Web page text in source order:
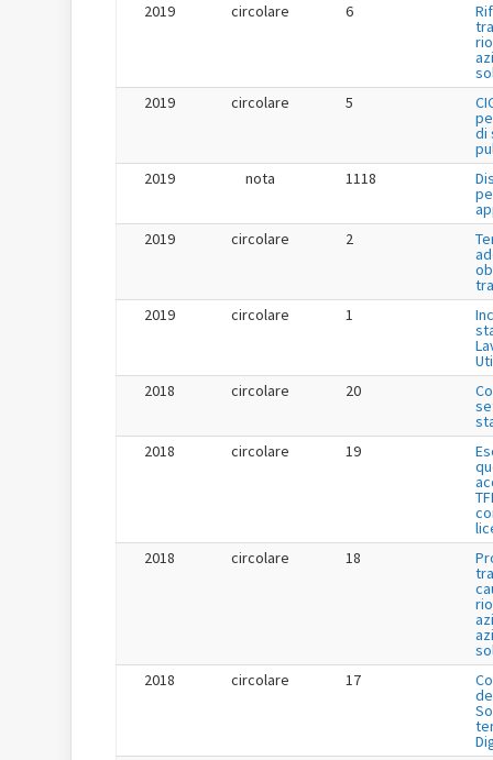
2019
circolare 6
2019
circolare 5
di
2019
nota 1118
2019
circolare 2
2019
circolare 1
2018
circolare 20
2018
circolare 19
2018
circolare 18
2018
circolare 17